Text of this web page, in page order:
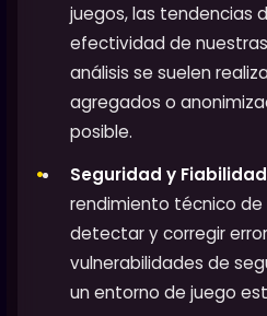
juegos, las tendencias
efectividad de
análisis se suelen
agregados o
posible.
Seguridad y
rendimiento técnico
detectar y corregir
vulnerabilidades de
un entorno de juego